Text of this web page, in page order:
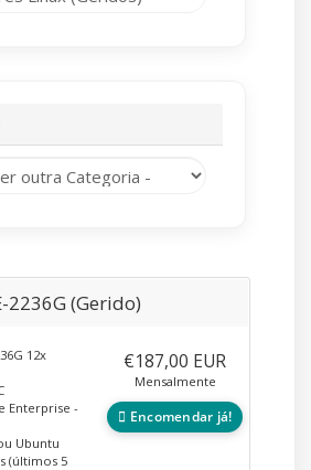
2236G (Gerido)
12x
Enterprise -
Ubuntu
(últimos 5
€187,00 EUR
Mensalmente
Encomendar já!